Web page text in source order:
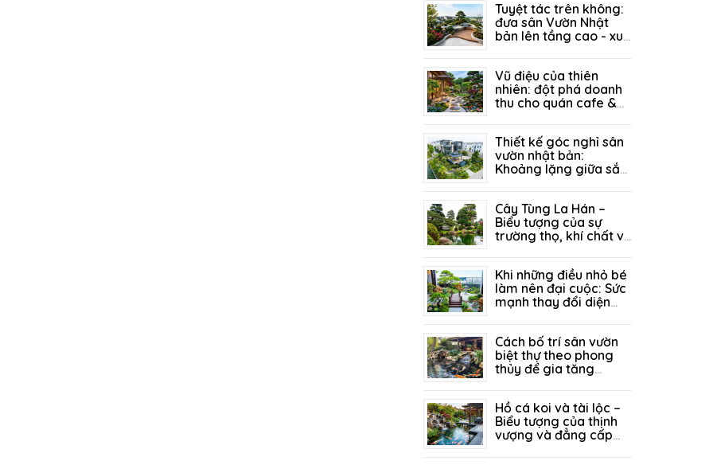
Tuyệt tác trên không:
đưa sân Vườn Nhật
bản lên tầng cao - xu
Vũ điệu của thiên
nhiên: đột phá doanh
thu cho quán cafe &
Thiết kế góc nghỉ sân
vườn nhật bản:
Khoảng lặng giữa sắc
Cây Tùng La Hán –
Biểu tượng của sự
trường thọ, khí chất và
Khi những điều nhỏ bé
làm nên đại cuộc: Sức
mạnh thay đổi diện
Cách bố trí sân vườn
biệt thự theo phong
thủy để gia tăng
Hồ cá koi và tài lộc –
Biểu tượng của thịnh
vượng và đẳng cấp